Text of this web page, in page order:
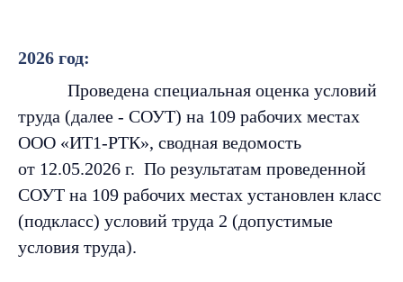
2026 год:
Проведена специальная оценка условий
труда (далее - СОУТ) на 109 рабочих местах
ООО «ИТ1-РТК», сводная ведомость
от 12.05.2026 г. По результатам проведенной
СОУТ на 109 рабочих местах установлен класс
(подкласс) условий труда 2 (допустимые
условия труда).